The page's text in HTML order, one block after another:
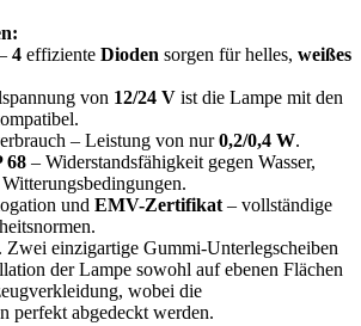
4 effiziente Dioden sorgen für helles, weißes
von 12/24 V ist die Lampe mit den
– Leistung von nur0,2/0,4 W.
68 – Widerstandsfähigkeit gegen Wasser,
und EMV-Zertifikat – vollständige
. Zwei einzigartige Gummi-Unterlegscheiben
der Lampe sowohl auf ebenen Flächen
wobei die
perfekt abgedeckt werden.